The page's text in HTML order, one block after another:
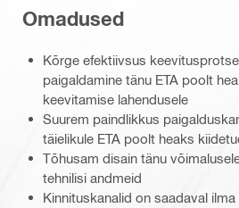
Omadused
Kõrge efektiivsus
paigaldamine tänu ETA poolt
keevitamise lahendusele
Suurem paindlikkus
täielikule ETA poolt heaks
Tõhusam disain tänu
tehnilisi andmeid
Kinnituskanalid on saadaval ilma